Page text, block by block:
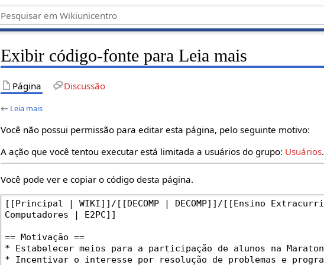
Exibir código-fonte para Leia mais
Página Discussão
← Leia mais
Você não possui permissão para editar esta página, pelo seguinte motivo:
A ação que você tentou executar está limitada a usuários do grupo: Usuários.
Você pode ver e copiar o código desta página.